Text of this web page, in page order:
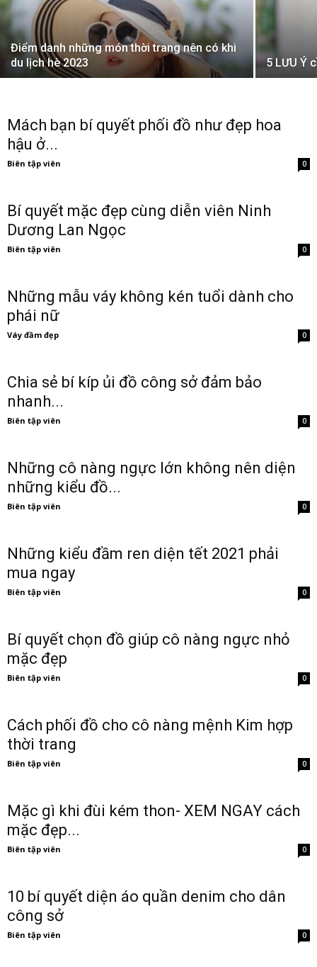
Điểm danh những món thời trang nên có khi
du lịch hè 2023
5 LƯU Ý
Mách bạn bí quyết phối đồ như đẹp hoa
hậu ở...
Biên tập viên 0
Bí quyết mặc đẹp cùng diễn viên Ninh
Dương Lan Ngọc
Biên tập viên 0
Những mẫu váy không kén tuổi dành cho
phái nữ
Váy đầm đẹp 0
Chia sẻ bí kíp ủi đồ công sở đảm bảo
nhanh...
Biên tập viên 0
Những cô nàng ngực lớn không nên diện
những kiểu đồ...
Biên tập viên 0
Những kiểu đầm ren diện tết 2021 phải
mua ngay
Biên tập viên 0
Bí quyết chọn đồ giúp cô nàng ngực nhỏ
mặc đẹp
Biên tập viên 0
Cách phối đồ cho cô nàng mệnh Kim hợp
thời trang
Biên tập viên 0
Mặc gì khi đùi kém thon- XEM NGAY cách
mặc đẹp...
Biên tập viên 0
10 bí quyết diện áo quần denim cho dân
công sở
Biên tập viên 0